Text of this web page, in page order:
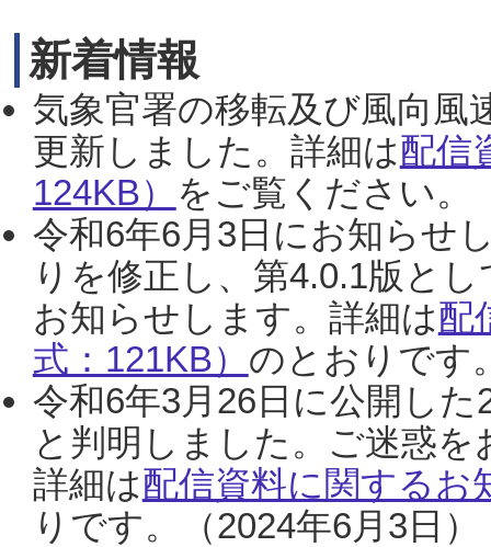
新着情報
気象官署の移転及び風向風
更新しました。詳細は配信
124KB） をご覧ください。
令和6年6月3日にお知らせ
りを修正し、第4.0.1版と
お知らせします。詳細は配
式：121KB） のとおりです
令和6年3月26日に公開し
と判明しました。ご迷惑
詳細は配信資料に関するお
りです。（2024年6月3日）